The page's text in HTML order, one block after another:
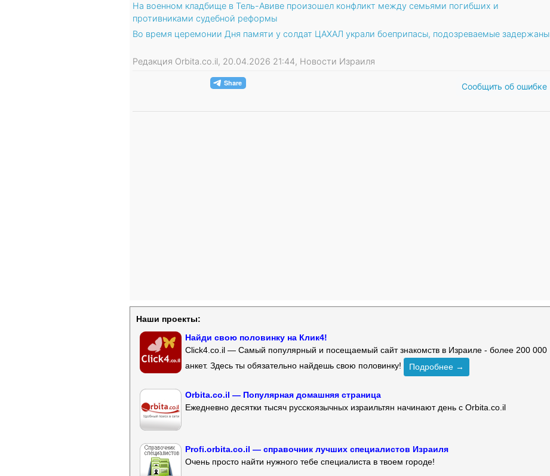
На военном кладбище в Тель-Авиве произошел конфликт между семьями погибших и
противниками судебной реформы
Во время церемонии Дня памяти у солдат ЦАХАЛ украли боеприпасы, подозреваемые задержаны
Редакция Orbita.co.il, 20.04.2026 21:44, Новости Израиля
Сообщить об ошибке
Наши проекты:
Найди свою половинку на Клик4!
Click4.co.il — Самый популярный и посещаемый сайт знакомств в Израиле - более 200 000
анкет. Здесь ты обязательно найдешь свою половинку!
Подробнее →
Orbita.co.il — Популярная домашняя страница
Ежедневно десятки тысяч русскоязычных израильтян начинают день с Orbita.co.il
Profi.orbita.co.il — справочник лучших специалистов Израиля
Очень просто найти нужного тебе специалиста в твоем городе!